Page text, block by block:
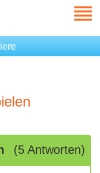
(5 Antworten)